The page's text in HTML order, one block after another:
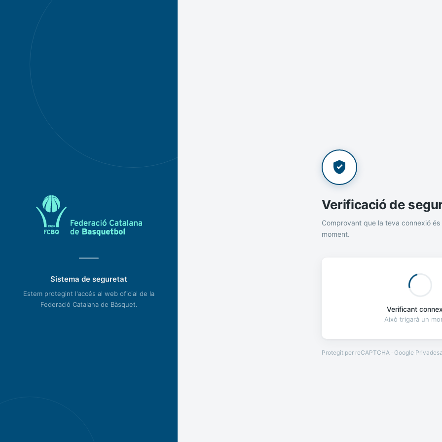
Sistema de seguretat
Estem protegint l'accés al web oficial de la
Federació Catalana de Bàsquet.
Verificació de
Comprovant que la teva connexió és
moment.
Verificant
Això trigarà un
Protegit per reCAPTCHA · Google Privadesa